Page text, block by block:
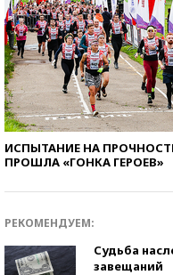
ИСПЫТАНИЕ НА
ПРОШЛА «ГОНКА ГЕРОЕВ»
РЕКОМЕНДУЕМ:
Судьба
завещаний